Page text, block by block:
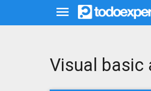
Visual basic